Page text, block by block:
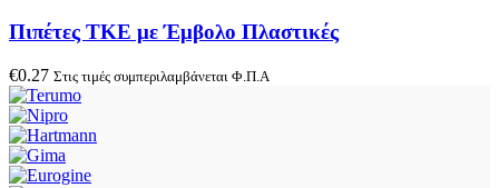
Πιπέτες ΤΚΕ με Έμβολο Πλαστικές
€0.27 Στις τιμές συμπεριλαμβάνεται Φ.Π.Α